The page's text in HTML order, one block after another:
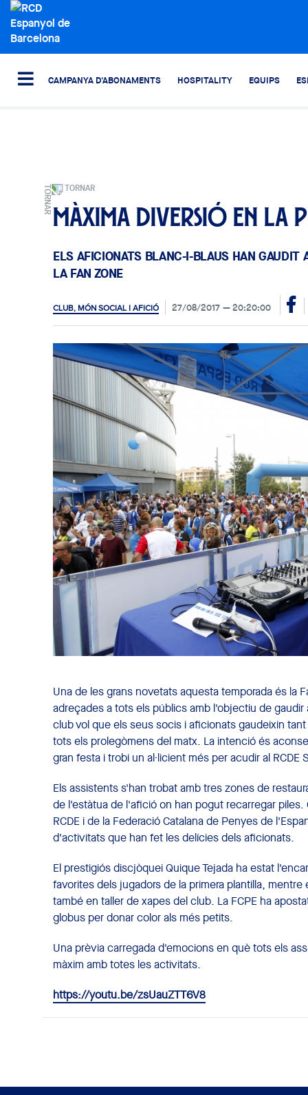
CAMPANYA D'ABONAMENTS HOSPITALITY EQUIPS
TORNAR
Màxima diversió en la
ELS AFICIONATS BLANC-I-BLAUS HAN
LA FAN ZONE
CLUB, MÓN SOCIAL I AFICIÓ 27/08/2017 20:20:00
Una de les grans novetats aquesta temporada és la
adreçades a tots els públics amb l'objectiu de
club vol que els seus socis i aficionats gaudeixin
tots els prolegòmens del matx. La intenció és
gran festa i trobi un al·licient més per acudir al RCDE
Els assistents s'han trobat amb tres zones de
de l'estàtua de l'afició on han pogut recarregar piles.
RCDE i de la Federació Catalana de Penyes de
d'activitats que han fet les delícies dels aficionats.
El prestigiós discjòquei Quique Tejada ha estat
favorites dels jugadors de la primera plantilla,
també en taller de xapes del club. La FCPE ha
globus per donar color als més petits.
Una prèvia carregada d'emocions en què tots els
màxim amb totes les activitats.
https://youtu.be/zsUauZTT6V8